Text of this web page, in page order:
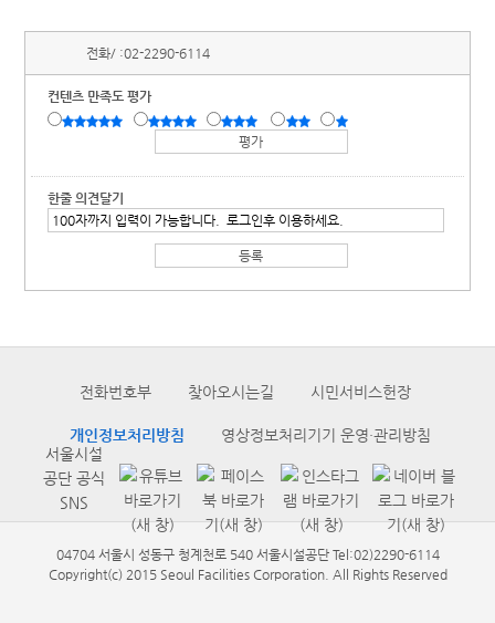
전화/ :02-2290-6114
컨텐츠 만족도 평가
한줄 의견달기
전화번호부 찾아오시는길 시민서비스헌장
개인정보처리방침
영상정보처리기기 운영·관리방침
서울시설
공단 공식
SNS
04704 서울시 성동구 청계천로 540 서울시설공단 Tel:02)2290-6114
Copyright(c) 2015 Seoul Facilities Corporation. All Rights Reserved